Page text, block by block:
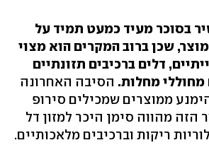
בסוכר מעיד כמעט תמיד על
שכן ברוב המקרים הוא מצוי
דלים ברכיבים תזונתיים
מחוללי מחלות. הסיבה האחרונה
ממוצרים שמכילים סירופ
מהווה סימן היכר למזון דל
ריקות וברכיבים מלאכותיים.